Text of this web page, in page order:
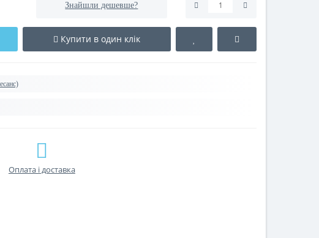
Знайшли дешевше?
Купити в один клік
Оплата і доставка